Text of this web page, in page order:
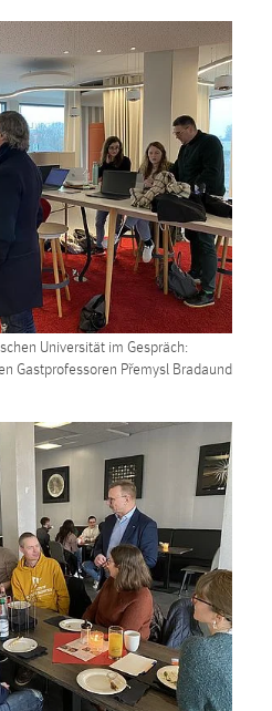
Universität im Gespräch:
Gastprofessoren Přemysl Bradaund